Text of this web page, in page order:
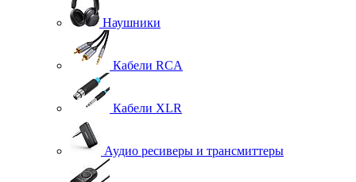
Наушники
Кабели RCA
Кабели XLR
Аудио ресиверы и трансмиттеры